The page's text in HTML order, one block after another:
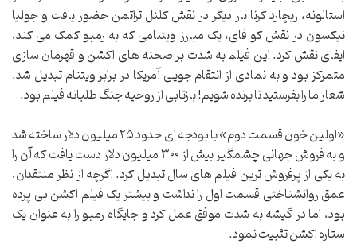
استالونه، ریچارد کرنا بار دیگر در نقش کلنل تراتمن حضور یافت و جولیا
نیکسون در نقش کو فای، یک مبارز ویتنامی که به رمبو کمک می کند،
ایفای نقش کرد. این فیلم به شدت بر صحنه های اکشن و قهرمان سازی
متمرکز بود و به نمادی از انتقام جویی آمریکا در برابر ویتنام تبدیل شد.
شعار ما را بفرستید تا برنده شویم! بازتابی از روحیه جنگ طلبانه فیلم بود.
«اولین خون قسمت دوم» با بودجه ای حدود ۲۵ میلیون دلار ساخته شد
و به فروش جهانی چشمگیر بیش از ۳۰۰ میلیون دلار دست یافت که آن را
به یکی از پرفروش ترین فیلم های سال تبدیل کرد. اگرچه از نظر منتقدان،
عمق روانشناختی قسمت اول را نداشت و بیشتر یک فیلم اکشن بی پرده
بود، اما در گیشه به شدت موفق عمل کرد و جایگاه رمبو را به عنوان یک
ستاره اکشن تثبیت نمود.